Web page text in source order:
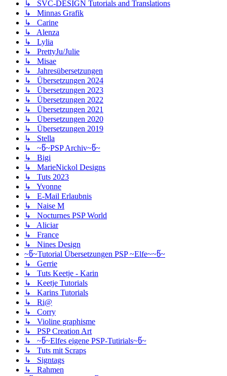
↳ SVC-DESIGN Tutorials and Translations
↳ Minnas Grafik
↳ Carine
↳ Alenza
↳ Lylia
↳ PrettyJu/Julie
↳ Misae
↳ Jahresübersetzungen
↳ Übersetzungen 2024
↳ Übersetzungen 2023
↳ Übersetzungen 2022
↳ Übersetzungen 2021
↳ Übersetzungen 2020
↳ Übersetzungen 2019
↳ Stella
↳ ~წ~PSP Archiv~წ~
↳ Bigi
↳ MarieNickol Designs
↳ Tuts 2023
↳ Yvonne
↳ E-Mail Erlaubnis
↳ Naise M
↳ Nocturnes PSP World
↳ Aliciar
↳ France
↳ Nines Design
~წ~Tutorial Übersetzungen PSP ~Elfe~~წ~
↳ Gerrie
↳ Tuts Keetje - Karin
↳ Keetje Tutorials
↳ Karins Tutorials
↳ Ri@
↳ Corry
↳ Violine graphisme
↳ PSP Creation Art
↳ ~წ~Elfes eigene PSP-Tutirials~წ~
↳ Tuts mit Scraps
↳ Signtags
↳ Rahmen